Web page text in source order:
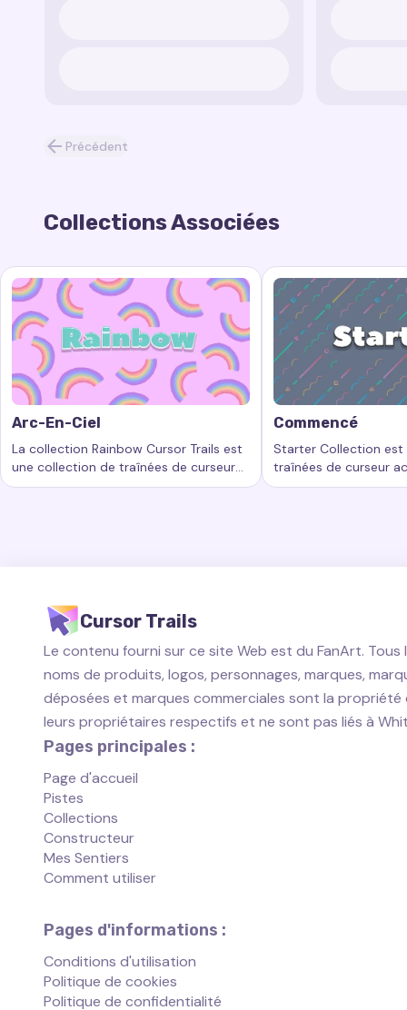
Précédent
Collections Associées
Arc-En-Ciel
La collection Rainbow Cursor Trails est
une collection de traînées de curseur
passionnantes qui ajoutent un nouveau
Mots-clés :Arc-en-ciel, traînées de curseur
Commencé
Starter Collection
traînées de curseur
ajoutent un nouveau
Mots-clés :
Cursor Trails
Le contenu fourni sur ce site Web est du FanArt. Tous
noms de produits, logos, personnages, marques,
déposées et marques commerciales sont la propriété
leurs propriétaires respectifs et ne sont pas liés à
Pages principales :
Page d'accueil
Pistes
Collections
Constructeur
Mes Sentiers
Comment utiliser
Pages d'informations :
Conditions d'utilisation
Politique de cookies
Politique de confidentialité